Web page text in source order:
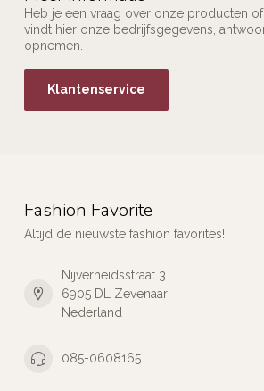
Heb je een vraag over onze producten
vindt hier onze bedrijfsgegevens,
opnemen.
Klantenservice
Fashion Favorite
Altijd de nieuwste fashion favorites!
Nijverheidsstraat 3
6905 DL Zevenaar
Nederland
085-0608165